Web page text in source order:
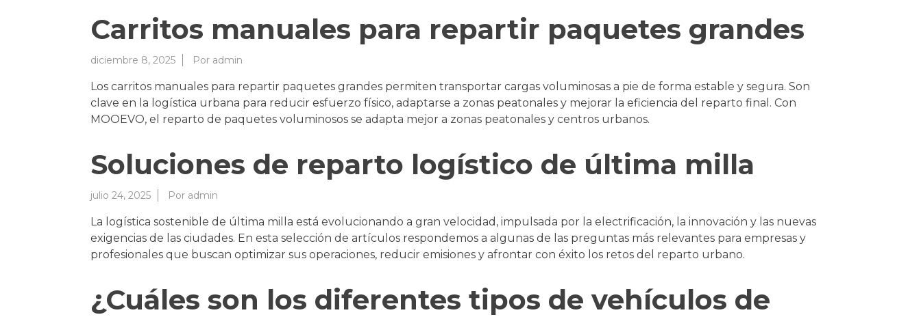
Carritos manuales para repartir paquetes grandes
diciembre 8, 2025 Por admin
Los carritos manuales para repartir paquetes grandes permiten transportar cargas voluminosas a pie de forma estable y segura. Son
clave en la logística urbana para reducir esfuerzo físico, adaptarse a zonas peatonales y mejorar la eficiencia del reparto final. Con
MOOEVO, el reparto de paquetes voluminosos se adapta mejor a zonas peatonales y centros urbanos.
Soluciones de reparto logístico de última milla
julio 24, 2025 Por admin
La logística sostenible de última milla está evolucionando a gran velocidad, impulsada por la electrificación, la innovación y las nuevas
exigencias de las ciudades. En esta selección de artículos respondemos a algunas de las preguntas más relevantes para empresas y
profesionales que buscan optimizar sus operaciones, reducir emisiones y afrontar con éxito los retos del reparto urbano.
¿Cuáles son los diferentes tipos de vehículos de